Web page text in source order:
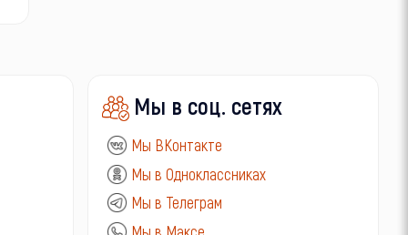
Мы в соц. сетях
Мы ВКонтакте
Мы в Одноклассниках
Мы в Телеграм